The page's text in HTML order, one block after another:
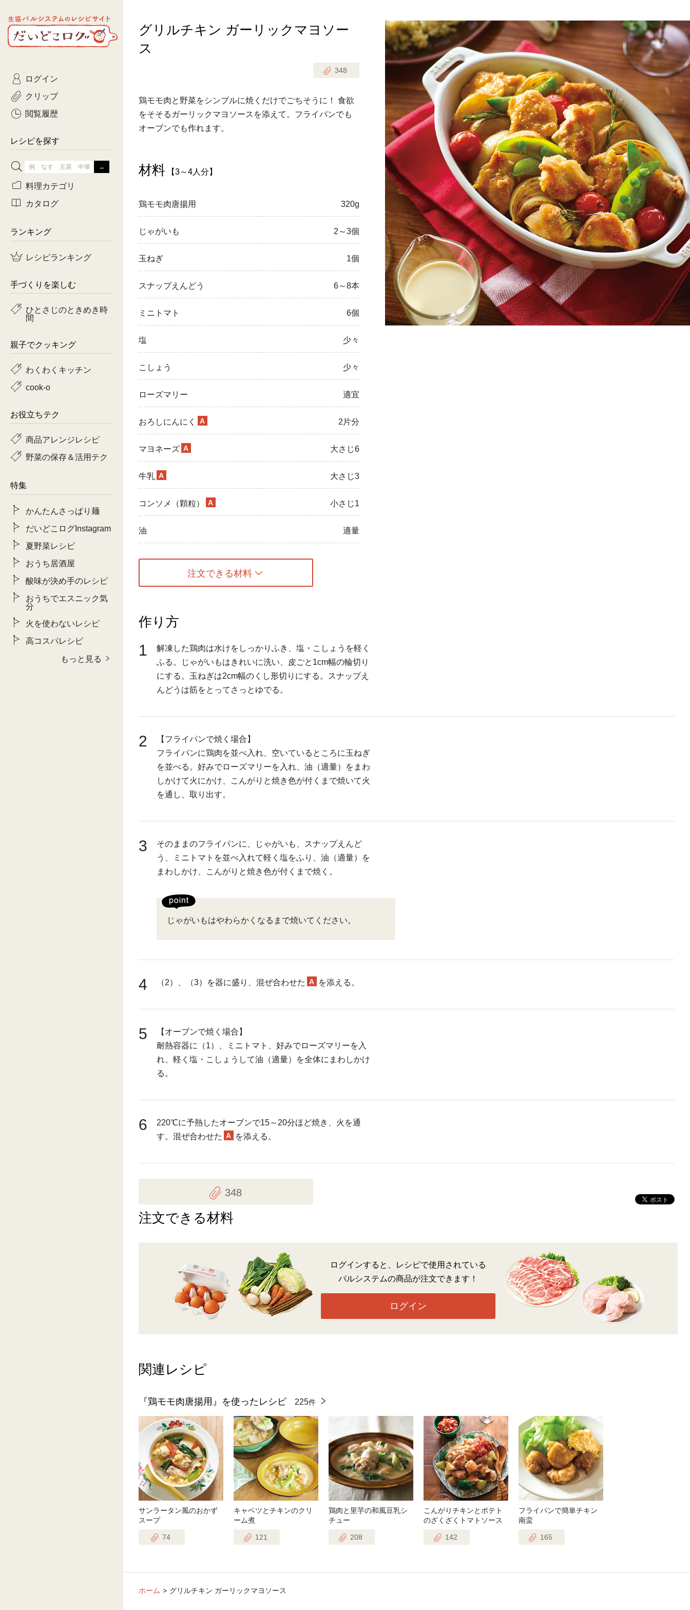
生協パルシステムのレシピ
サイト
だいどこログ
グリルチキン ガーリックマヨソー
ス
348
鶏モモ肉と野菜をシンプルに焼くだけでごちそうに！ 食欲
をそそるガーリックマヨソースを添えて。フライパンでも
オーブンでも作れます。
材料 【3～4人分】
鶏モモ肉唐揚用 320g
じゃがいも 2～3個
玉ねぎ 1個
スナップえんどう 6～8本
ミニトマト 6個
塩 少々
こしょう 少々
ローズマリー 適宜
おろしにんにく A 2片分
マヨネーズ A 大さじ6
牛乳 A 大さじ3
コンソメ（顆粒） A 小さじ1
油 適量
注文できる材料
作り方
1
解凍した鶏肉は水けをしっかりふき、塩・こしょうを軽く
ふる。じゃがいもはきれいに洗い、皮ごと1cm幅の輪切り
にする。玉ねぎは2cm幅のくし形切りにする。スナップえ
んどうは筋をとってさっとゆでる。
2
【フライパンで焼く場合】
フライパンに鶏肉を並べ入れ、空いているところに玉ねぎ
を並べる。好みでローズマリーを入れ、油（適量）をまわ
しかけて火にかけ、こんがりと焼き色が付くまで焼いて火
を通し、取り出す。
3
そのままのフライパンに、じゃがいも、スナップえんど
う、ミニトマトを並べ入れて軽く塩をふり、油（適量）を
まわしかけ、こんがりと焼き色が付くまで焼く。
じゃがいもはやわらかくなるまで焼いてください。
4 （2）、（3）を器に盛り、混ぜ合わせた A を添える。
5
【オーブンで焼く場合】
耐熱容器に（1）、ミニトマト、好みでローズマリーを入
れ、軽く塩・こしょうして油（適量）を全体にまわしかけ
る。
6
220℃に予熱したオーブンで15～20分ほど焼き、火を通
す。混ぜ合わせた A を添える。
348
注文できる材料
ログインすると、レシピで使用されている
パルシステムの商品が注文できます！
ログイン
関連レシピ
『鶏モモ肉唐揚用』を使ったレシピ 225件
サンラータン風のおかず
スープ
74
キャベツとチキンのクリ
ーム煮
121
鶏肉と里芋の和風豆乳シ
チュー
208
こんがりチキンとポテト
のざくざくトマトソース
142
フライパンで簡単チキン
南蛮
165
ホーム グリルチキン ガーリックマヨソース
ログイン
クリップ
閲覧履歴
レシピを探す
ひとさじのときめき時間
3日分ごはんセット（2人分）
3日分ごはんセット（3人分）
がんばらない平日ごはん
有賀薫さんのスープ
鶏肉 ひき肉
魚 アスパラガス
料理カテゴリ
主菜 副菜
おつまみ おやつ・デザート
カタログ
コトコト
ぷれーんぺいじ
ランキング
レシピランキング
手づくりを楽しむ
ひとさじのときめき時
間
親子でクッキング
わくわくキッチン
cook-o
お役立ちテク
商品アレンジレシピ
野菜の保存＆活用テク
特集
かんたんさっぱり麺
だいどこログInstagram
夏野菜レシピ
おうち居酒屋
酸味が決め手のレシピ
おうちでエスニック気
分
火を使わないレシピ
高コスパレシピ
もっと見る